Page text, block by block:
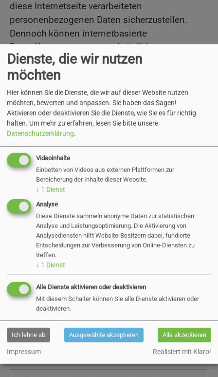
diese Internetseite verarbeiteten
personenbezogenen Daten sicherzustellen.
Dennoch können internetbasierte
Datenübertragungen grundsätzlich
Sicherheitslücken aufweisen, sodass ein
absoluter Schutz nicht gewährleistet werden
kann. Aus diesem Grund steht es jeder
betroffenen Person frei, personenbezogene
Daten auch auf alternativen Wegen,
beispielsweise telefonisch, an uns zu
Für Online-Antragsverfahren unserer
Fachdienststellen sowie alle weiteren Kontakte
mit den Bürgerinnen und Bürgern, zum Beispiel
Antrags- und Genehmigungsverfahren in deren
Zusammenhang personenbezogene Daten
verarbeitet werden, werden separate
Datenschutz- und Einwilligungserklärungen im
Kontext des jeweiligen Verfahrens zur
Verfügung gestellt.
1. Begriffsbestimmung
2. Name und Anschrift der für die
Verarbeitung Verantwortlichen
Dienste, die wir nutzen
möchten
Hier können Sie die Dienste, die wir auf dieser Website nutzen
möchten, bewerten und anpassen. Sie haben das Sagen!
Aktivieren oder deaktivieren Sie die Dienste, wie Sie es für richtig
halten. Um mehr zu erfahren, lesen Sie bitte unsere
Datenschutzerklärung.
Videoinhalte
Einbetten von Videos aus externen Plattformen zur
Bereicherung der Inhalte dieser Website.
↓ 1 Dienst
Analyse
Diese Dienste sammeln anonyme Daten zur statistischen
Analyse und Leistungsoptimierung. Die Aktivierung von
Analysediensten hilft Website-Besitzern dabei, fundierte
Entscheidungen zur Verbesserung von Online-Diensten zu
treffen.
↓ 1 Dienst
Alle Dienste aktivieren oder deaktivieren
Mit diesem Schalter können Sie alle Dienste aktivieren oder
deaktivieren.
Ich lehne ab Ausgewählte akzeptieren Alle akzeptieren
Impressum Realisiert mit Klaro!